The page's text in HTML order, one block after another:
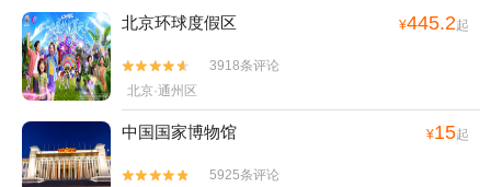
北京环球度假区 ¥445.2起


3918条评论
北京·通州区
中国国家博物馆 ¥15起


5925条评论